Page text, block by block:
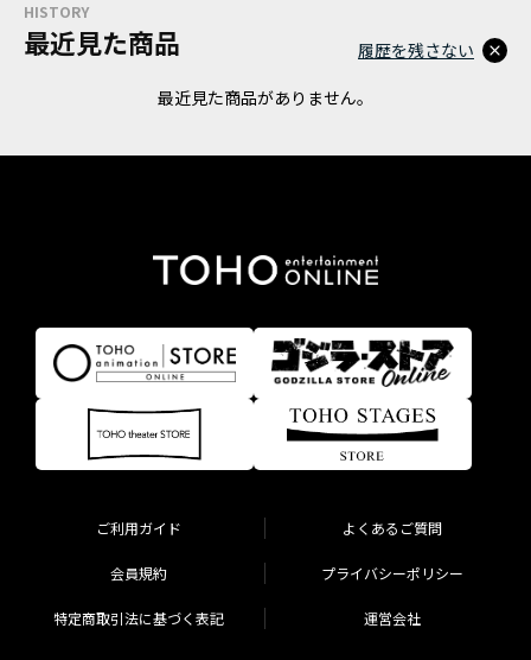
HISTORY
最近見た商品
最近見た商品がありません。
履歴を残さない
ご利用ガイド よくあるご質問
会員規約 プライバシーポリシー
特定商取引法に基づく表記 運営会社